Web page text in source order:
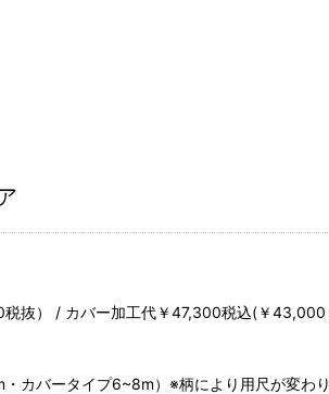
抜） / カバー加工代￥47,300税込(￥43,000
カバータイプ6~8m）※柄により用尺が変わり